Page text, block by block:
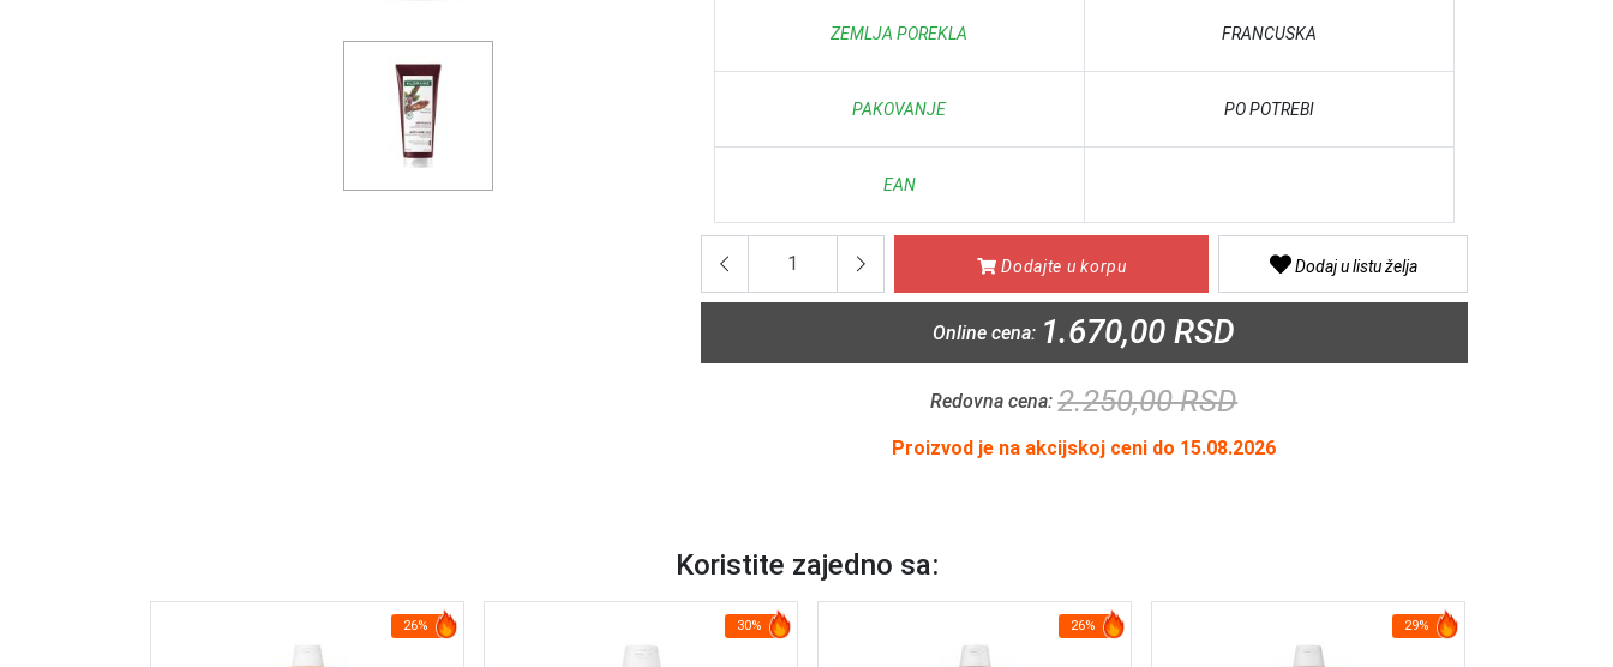
ZEMLJA POREKLA FRANCUSKA
PAKOVANJE PO POTREBI
EAN
Dodajte u korpu Dodaj u listu želja
Online cena: 1.670,00 RSD
Redovna cena:2.250,00 RSD
Proizvod je na akcijskoj ceni do 15.08.2026
Koristite zajedno sa:
26% 30% 26% 29%